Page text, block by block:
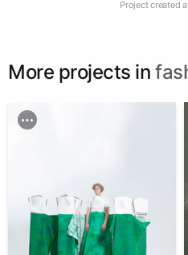
Project created
More projects in